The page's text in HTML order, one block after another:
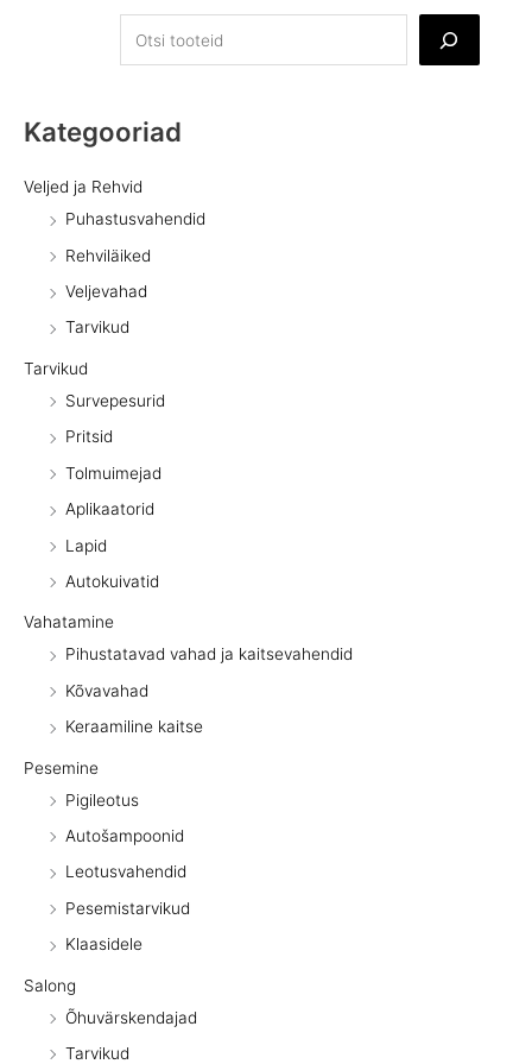
Kategooriad
Veljed ja Rehvid
Puhastusvahendid
Rehviläiked
Veljevahad
Tarvikud
Tarvikud
Survepesurid
Pritsid
Tolmuimejad
Aplikaatorid
Lapid
Autokuivatid
Vahatamine
Pihustatavad vahad ja kaitsevahendid
Kõvavahad
Keraamiline kaitse
Pesemine
Pigileotus
Autošampoonid
Leotusvahendid
Pesemistarvikud
Klaasidele
Salong
Õhuvärskendajad
Tarvikud